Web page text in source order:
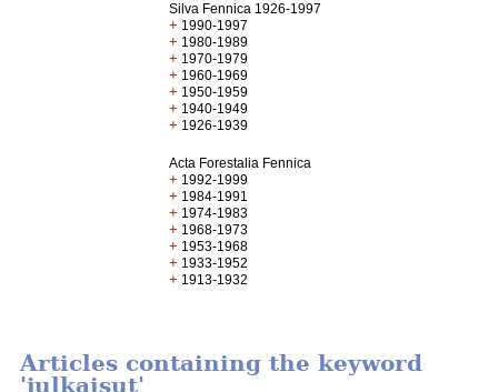
Silva Fennica 1926-1997
+ 1990-1997
+ 1980-1989
+ 1970-1979
+ 1960-1969
+ 1950-1959
+ 1940-1949
+ 1926-1939
Acta Forestalia Fennica
+ 1992-1999
+ 1984-1991
+ 1974-1983
+ 1968-1973
+ 1953-1968
+ 1933-1952
+ 1913-1932
Articles containing the keyword
'julkaisut'